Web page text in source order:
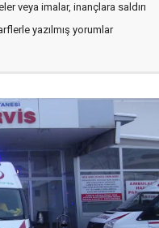
veya imalar, inançlara saldırı
yazılmış yorumlar